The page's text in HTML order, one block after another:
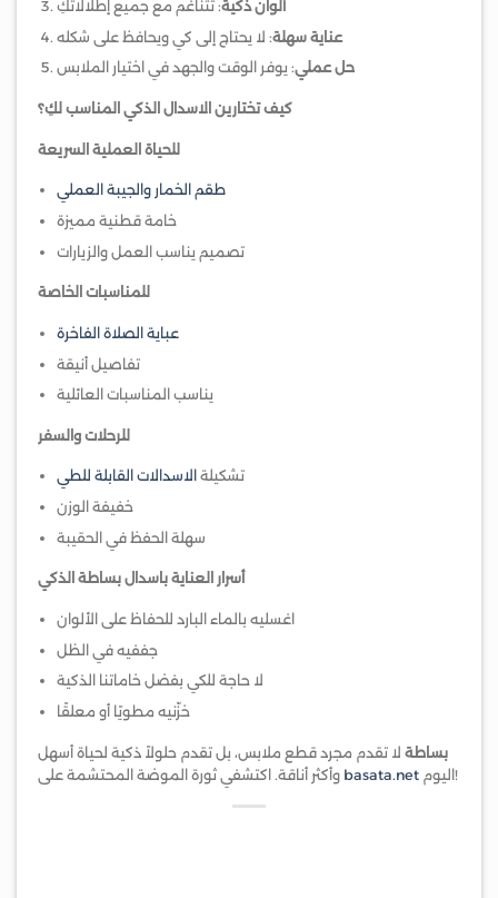
ألوان ذكية: تتناغم مع جميع إطلالاتكِ
عناية سهلة: لا يحتاج إلى كي ويحافظ على شكله
حل عملي: يوفر الوقت والجهد في اختيار الملابس
كيف تختارين الاسدال الذكي المناسب لكِ؟
للحياة العملية السريعة
طقم الخمار والجيبة العملي
خامة قطنية مميزة
تصميم يناسب العمل والزيارات
للمناسبات الخاصة
عباية الصلاة الفاخرة
تفاصيل أنيقة
يناسب المناسبات العائلية
للرحلات والسفر
تشكيلة الاسدالات القابلة للطي
خفيفة الوزن
سهلة الحفظ في الحقيبة
أسرار العناية باسدال بساطة الذكي
اغسليه بالماء البارد للحفاظ على الألوان
جففيه في الظل
لا حاجة للكي بفضل خاماتنا الذكية
خزّنيه مطويًا أو معلقًا
بساطةلا تقدم مجرد قطع ملابس، بل تقدم حلولاً ذكية لحياة أسهل
basata.net اليوم!